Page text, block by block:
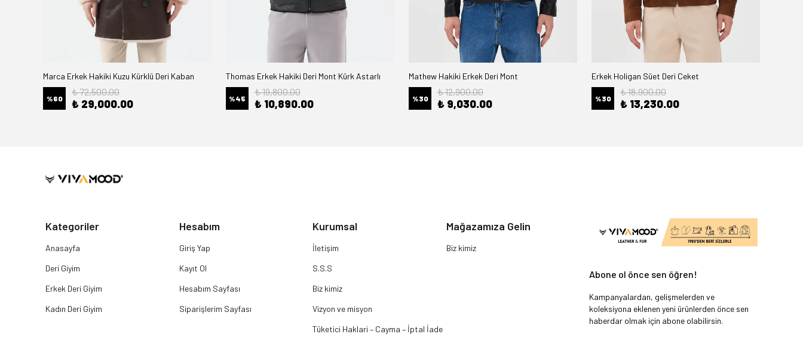
Marca Erkek Hakiki Kuzu Kürklü Deri Kaban
%60
₺ 72,500.00
₺ 29,000.00
Thomas Erkek Hakiki Deri Mont Kürk Astarlı
%45
₺ 19,800.00
₺ 10,890.00
Mathew Hakiki Erkek Deri Mont
%30
₺ 12,900.00
₺ 9,030.00
Erkek Holigan Süet Deri Ceket
%30
₺ 18,900.00
₺ 13,230.00
Kategoriler
Anasayfa
Deri Giyim
Erkek Deri Giyim
Kadın Deri Giyim
Hesabım
Giriş Yap
Kayıt Ol
Hesabım Sayfası
Siparişlerim Sayfası
Kurumsal
İletişim
S.S.S
Biz kimiz
Vizyon ve misyon
Tüketici Haklari – Cayma – İptal İade
Mağazamıza Gelin
Biz kimiz
Abone ol önce sen öğren!
Kampanyalardan, gelişmelerden ve
koleksiyona eklenen yeni ürünlerden önce sen
haberdar olmak için abone olabilirsin.